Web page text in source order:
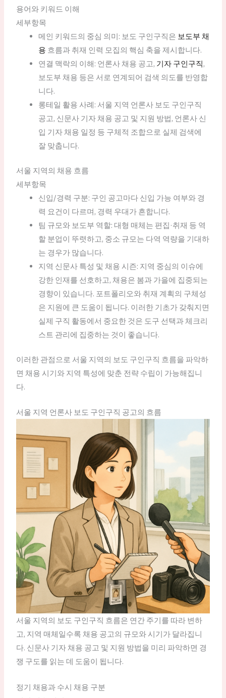
용어와 키워드 이해
세부항목
메인 키워드의 중심 의미: 보도 구인구직은 보도부 채
용 흐름과 취재 인력 모집의 핵심 축을 제시합니다.
연결 맥락의 이해: 언론사 채용 공고, 기자 구인구직,
보도부 채용 등은 서로 연계되어 검색 의도를 반영합
니다.
롱테일 활용 사례: 서울 지역 언론사 보도 구인구직
공고, 신문사 기자 채용 공고 및 지원 방법, 언론사 신
입 기자 채용 일정 등 구체적 조합으로 실제 검색에
잘 맞춥니다.
서울 지역의 채용 흐름
세부항목
신입/경력 구분: 구인 공고마다 신입 가능 여부와 경
력 요건이 다르며, 경력 우대가 흔합니다.
팀 규모와 보도부 역할: 대형 매체는 편집·취재 등 역
할 분업이 뚜렷하고, 중소 규모는 다역 역량을 기대하
는 경우가 많습니다.
지역 신문사 특성 및 채용 시즌: 지역 중심의 이슈에
강한 인재를 선호하고, 채용은 봄과 가을에 집중되는
경향이 있습니다. 포트폴리오와 취재 계획의 구체성
은 지원에 큰 도움이 됩니다. 이러한 기초가 갖춰지면
실제 구직 활동에서 중요한 것은 도구 선택과 체크리
스트 관리에 집중하는 것이 좋습니다.
이러한 관점으로 서울 지역의 보도 구인구직 흐름을 파악하
면 채용 시기와 지역 특성에 맞춘 전략 수립이 가능해집니
다.
서울 지역 언론사 보도 구인구직 공고의 흐름
서울 지역의 보도 구인구직 흐름은 연간 주기를 따라 변하
고, 지역 매체일수록 채용 공고의 규모와 시기가 달라집니
다. 신문사 기자 채용 공고 및 지원 방법을 미리 파악하면 경
쟁 구도를 읽는 데 도움이 됩니다.
정기 채용과 수시 채용 구분